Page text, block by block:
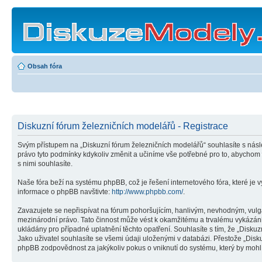
Obsah fóra
Diskuzní fórum železničních modelářů - Registrace
Svým přístupem na „Diskuzní fórum železničních modelářů“ souhlasíte s
právo tyto podmínky kdykoliv změnit a učiníme vše potřebné pro to,
s nimi souhlasíte.
Naše fóra beží na systému phpBB, což je řešení internetového fóra, které je
informace o phpBB navštivte: http://www.phpbb.com/.
Zavazujete se nepřispívat na fórum pohoršujícím, hanlivým, nevhodným,
mezinárodní právo. Tato činnost může vést k okamžitému a trvalému
ukládány pro případné uplatnění těchto opatření. Souhlasíte s tím, že
Jako uživatel souhlasíte se všemi údaji uloženými v databázi. Přestože
phpBB zodpovědnost za jakýkoliv pokus o vniknutí do systému, který by